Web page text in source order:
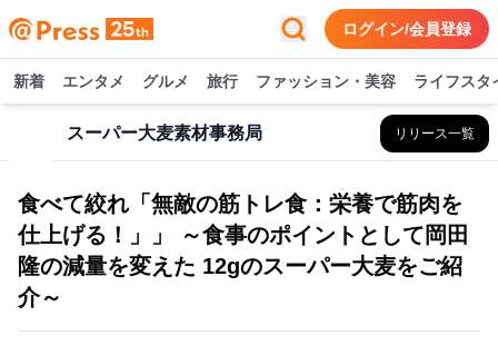
ログイン/会員登録
新着 エンタメ グルメ 旅行 ファッション・美容 ライフスタ
スーパー大麦素材事務局 リリース一覧
食べて絞れ「無敵の筋トレ食：栄養で筋肉を
仕上げる！」」 ～食事のポイントとして岡田
隆の減量を変えた 12gのスーパー大麦をご紹
介～